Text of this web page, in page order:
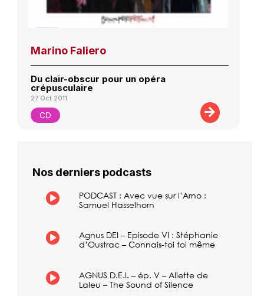
Marino Faliero
Du clair-obscur pour un opéra
crépusculaire
27 Oct 2011
CD
Nos derniers podcasts
PODCAST : Avec vue sur l’Arno :
Samuel Hasselhorn
Agnus DEI – Episode VI : Stéphanie
d’Oustrac – Connais-toi toi même
AGNUS D.E.I. – ép. V – Aliette de
Laleu – The Sound of Silence